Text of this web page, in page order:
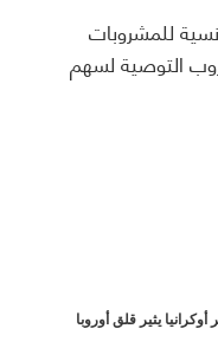
للمشروبات
جروب التوصية لسهم
يثير قلق أوروبا